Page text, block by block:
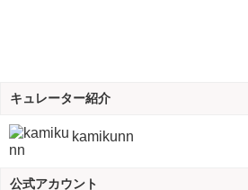
キュレーター紹介
kamikunn
公式アカウント